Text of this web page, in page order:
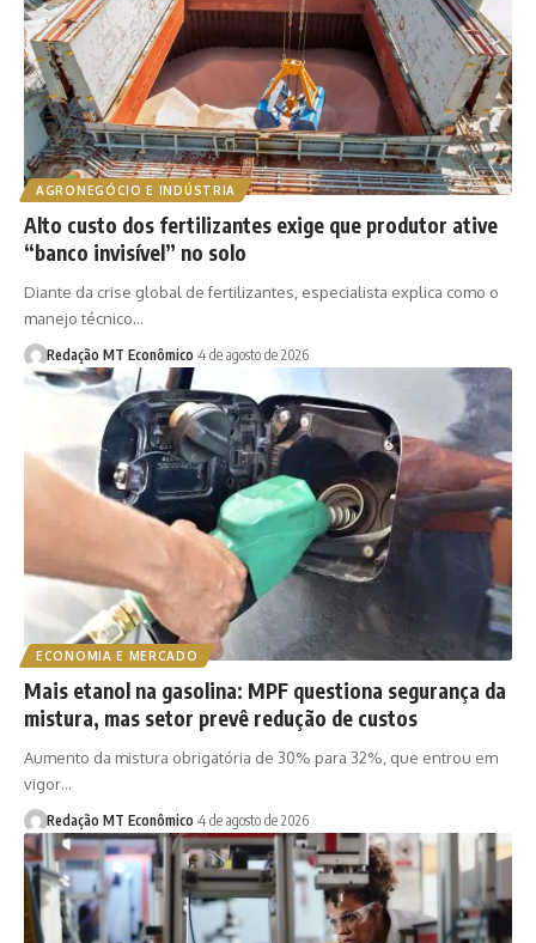
AGRONEGÓCIO E INDÚSTRIA
Alto custo dos fertilizantes exige que produtor ative
“banco invisível” no solo
Diante da crise global de fertilizantes, especialista explica como o
manejo técnico…
Redação MT Econômico 4 de agosto de 2026
ECONOMIA E MERCADO
Mais etanol na gasolina: MPF questiona segurança da
mistura, mas setor prevê redução de custos
Aumento da mistura obrigatória de 30% para 32%, que entrou em
vigor…
Redação MT Econômico 4 de agosto de 2026